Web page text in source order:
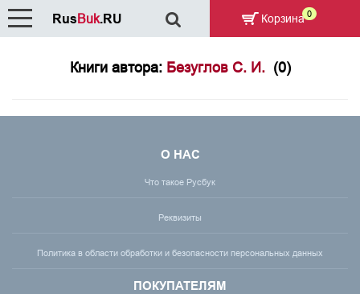
Книги автора: Безуглов С. И. (0)
О НАС
Что такое Русбук
Реквизиты
Политика в области обработки и безопасности персональных данных
ПОКУПАТЕЛЯМ
RusBuk.RU Корзина 0